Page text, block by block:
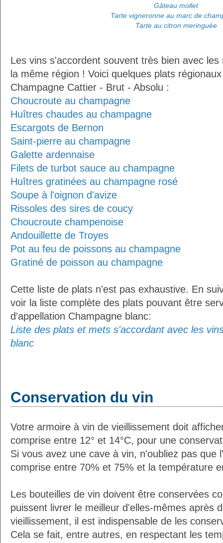
Gâteau mollet
Tarte vigneronne au marc de
Tarte au citron meringuée
Les vins s'accordent souvent très bien avec
la même région ! Voici quelques plats
Champagne Cattier - Brut - Absolu :
Choucroute au champagne
Huîtres chaudes au champagne
Escargots de Bernon
Saint-pierre au champagne
Galette ardennaise
Filets de turbot sauce au champagne
Huîtres gratinées au champagne rosé
Soupe à l'oignon d'avize
Rissoles des sires de coucy
Choucroute champenoise
Andouillette de Troyes
Pot au feu de poissons au champagne
Gratiné de poisson au champagne
Cette liste de plats n'est pas exhaustive. En
voir la liste complète des plats pouvant être
d'appellation Champagne blanc:
Liste des plats et mets s'accordant avec les
blanc
Conservation du vin
Votre armoire à vin de vieillissement doit
comprise entre 12° et 14°C, pour une
Si vous avez une cave à vin, n'oubliez pas que
comprise entre 70% et 75% et la température
Les bouteilles de vin doivent être conservées
puissent livrer le meilleur d'elles-mêmes après
vieillissement, il est indispensable de les
Cela se fait, entre autres, en respectant les